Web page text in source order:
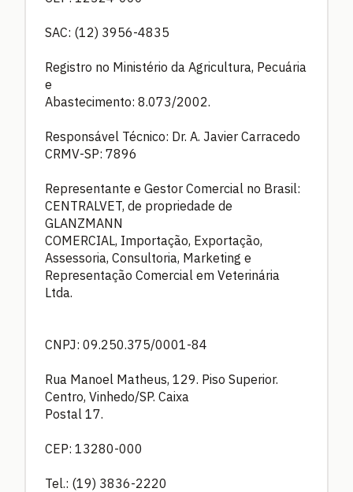
SAC: (12) 3956-4835
Registro no Ministério da Agricultura, Pecuária
e
Abastecimento: 8.073/2002.
Responsável Técnico: Dr. A. Javier Carracedo
CRMV-SP: 7896
Representante e Gestor Comercial no Brasil:
CENTRALVET, de propriedade de
GLANZMANN
COMERCIAL, Importação, Exportação,
Assessoria, Consultoria, Marketing e
Representação Comercial em Veterinária
Ltda.
CNPJ: 09.250.375/0001-84
Rua Manoel Matheus, 129. Piso Superior.
Centro, Vinhedo/SP. Caixa
Postal 17.
CEP: 13280-000
Tel.: (19) 3836-2220